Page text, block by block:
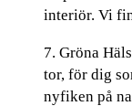
interiör. Vi
7. Gröna
tor, för dig
nyfiken på